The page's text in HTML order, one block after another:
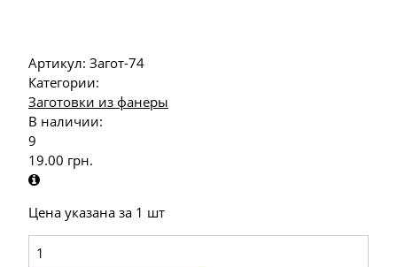
Артикул: Загот-74
Категории:
Заготовки из фанеры
В наличии:
9
19.00 грн.
Цена указана за 1 шт